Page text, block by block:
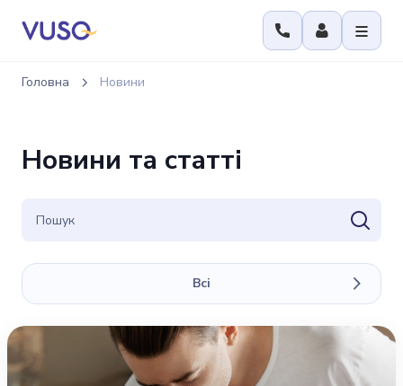
Головна Новини
Новини та статті
Всі